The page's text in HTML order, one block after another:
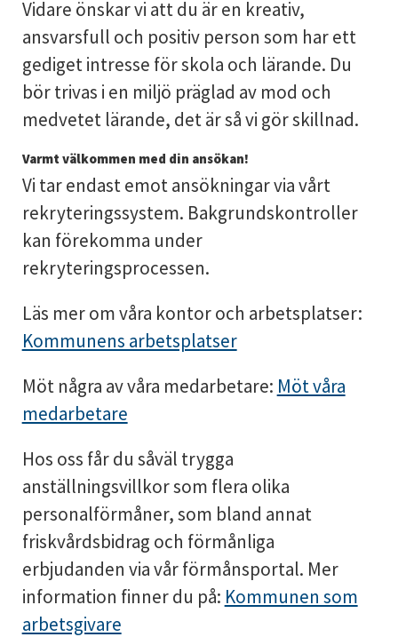
Vidare önskar vi att du är en kreativ,
ansvarsfull och positiv person som har ett
gediget intresse för skola och lärande. Du
bör trivas i en miljö präglad av mod och
medvetet lärande, det är så vi gör skillnad.
Varmt välkommen med din ansökan!
Vi tar endast emot ansökningar via vårt
rekryteringssystem. Bakgrundskontroller
kan förekomma under
rekryteringsprocessen.
Läs mer om våra kontor och arbetsplatser:
Kommunens arbetsplatser
Möt några av våra medarbetare: Möt våra
medarbetare
Hos oss får du såväl trygga
anställningsvillkor som flera olika
personalförmåner, som bland annat
friskvårdsbidrag och förmånliga
erbjudanden via vår förmånsportal. Mer
information finner du på: Kommunen som
arbetsgivare